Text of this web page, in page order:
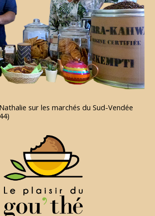
sur les marchés du Sud-Vendée